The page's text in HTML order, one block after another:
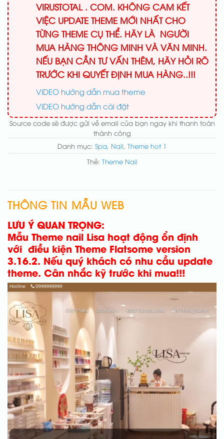
VIRUSTOTAL . COM. KHÔNG CAM KẾT
VIỆC UPDATE THEME MỚI NHẤT CHO
TỪNG THEME CỤ THỂ. HÃY LÀ NGƯỜI
MUA HÀNG THÔNG MINH VÀ VĂN MINH.
NẾU BẠN CẦN TƯ VẤN THÊM, HÃY HỎI RÕ
TRƯỚC KHI QUYẾT ĐỊNH MUA HÀNG..!!!
VIDEO hướng dẫn mua theme
VIDEO hướng dẫn cài đặt
Source code sẽ được gửi về email của bạn ngay khi thanh toán
thành công
Danh mục: Spa, Nail, Theme hot 1
Thẻ: Theme Nail
THÔNG TIN MẪU WEB
LƯU Ý QUAN TRỌNG:
Mẫu Theme nail Lisa hoạt động ổn định
với điều kiện Theme Flatsome version
3.16.2. Nếu quý khách có nhu cầu update
theme. Cân nhắc kỹ trước khi mua!!!